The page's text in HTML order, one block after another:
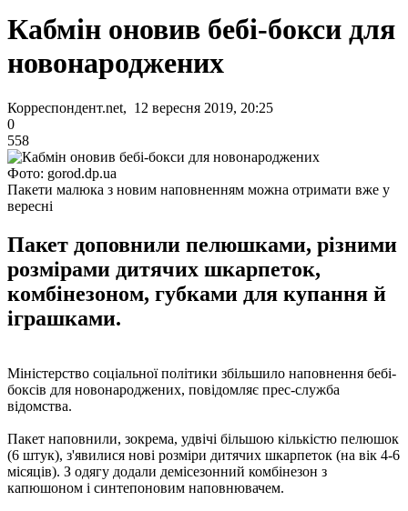
Кабмін оновив бебі-бокси для
новонароджених
Корреспондент.net, 12 вересня 2019, 20:25
0
558
Фото: gorod.dp.ua
Пакети малюка з новим наповненням можна отримати вже у
вересні
Пакет доповнили пелюшками, різними
розмірами дитячих шкарпеток,
комбінезоном, губками для купання й
іграшками.
Міністерство соціальної політики збільшило наповнення бебі-
боксів для новонароджених, повідомляє прес-служба
відомства.
Пакет наповнили, зокрема, удвічі більшою кількістю пелюшок
(6 штук), з'явилися нові розміри дитячих шкарпеток (на вік 4-6
місяців). З одягу додали демісезонний комбінезон з
капюшоном і синтепоновим наповнювачем.